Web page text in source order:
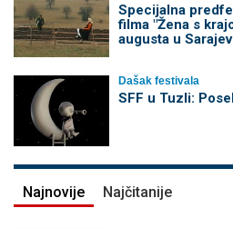
Specijalna
filma "Žena s
augusta u
Dašak festivala
SFF u Tuzli:
Najnovije Najčitanije